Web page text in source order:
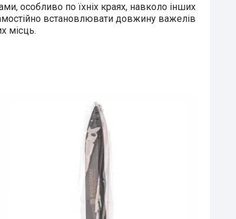
особливо по їхніх краях, навколо інших
встановлювати довжину важелів
місць.